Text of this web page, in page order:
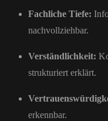
Fachliche Tiefe:
nachvollziehbar.
Verständlichkeit:
strukturiert erklärt.
erkennbar.